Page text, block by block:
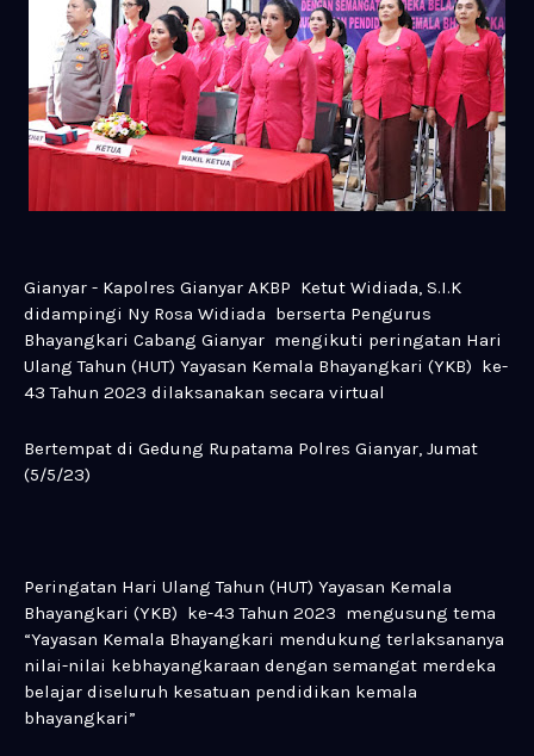
Gianyar - Kapolres Gianyar AKBP Ketut Widiada, S.I.K
didampingi Ny Rosa Widiada berserta Pengurus
Bhayangkari Cabang Gianyar mengikuti peringatan Hari
Ulang Tahun (HUT) Yayasan Kemala Bhayangkari (YKB) ke-
43 Tahun 2023 dilaksanakan secara virtual
Bertempat di Gedung Rupatama Polres Gianyar, Jumat
(5/5/23)
Peringatan Hari Ulang Tahun (HUT) Yayasan Kemala
Bhayangkari (YKB) ke-43 Tahun 2023 mengusung tema
“Yayasan Kemala Bhayangkari mendukung terlaksananya
nilai-nilai kebhayangkaraan dengan semangat merdeka
belajar diseluruh kesatuan pendidikan kemala
bhayangkari”